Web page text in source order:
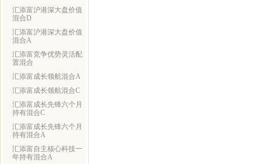
汇添富沪港深大盘价值
混合D
汇添富沪港深大盘价值
混合A
汇添富竞争优势灵活配
置混合
汇添富成长领航混合A
汇添富成长领航混合C
汇添富成长先锋六个月
持有混合C
汇添富成长先锋六个月
持有混合A
汇添富自主核心科技一
年持有混合A